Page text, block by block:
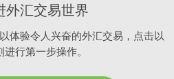
外汇交易世界
体验令人兴奋的外汇交易，点击以
行第一步操作。